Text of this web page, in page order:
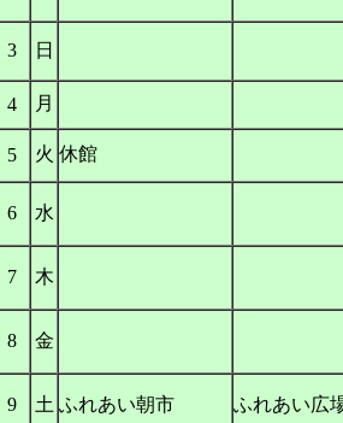
3 日
4 月
5 火 休館
6 水
7 木
8 金
9 土 ふれあい朝市 ふれあい広